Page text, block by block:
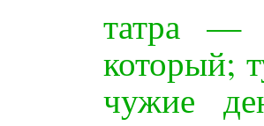
татра —
который;
чужие